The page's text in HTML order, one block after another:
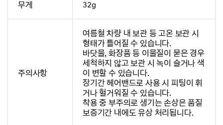
무게 32g
주의사항
여름철 차량 내 보관 등 고온 보관 시
형태가 틀어질 수 있습니다.
바닷물, 화장품 등 이물질이 묻은 경우
세척하지 않고 보관 시 녹이 슬거나 색
이 변할 수 있습니다.
장기간 헤어밴드로 사용 시 피팅이 휘
거나 헐거워질 수 있습니다.
착용 중 부주의로 생기는 손상은 품질
보증기간 내에도 유상 처리됩니다.